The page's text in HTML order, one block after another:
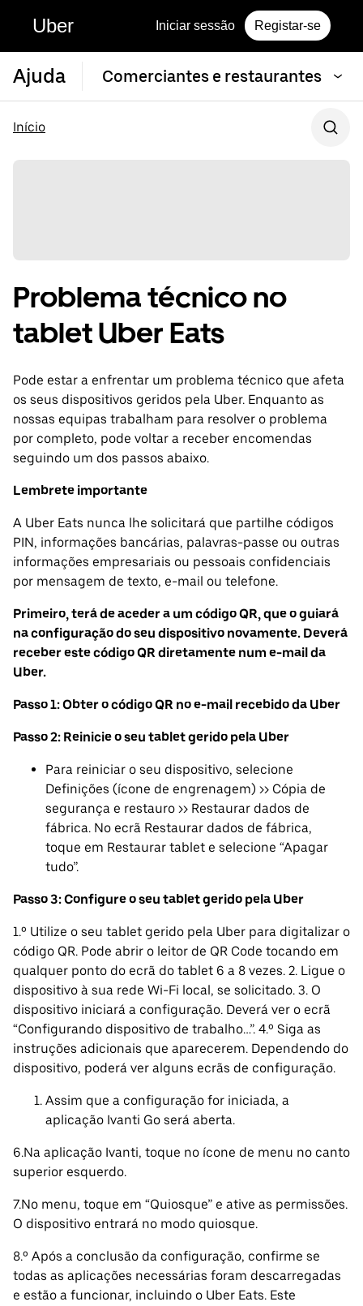
Uber Iniciar sessão Registar-se
Ajuda Comerciantes e restaurantes
Início
Problema técnico no
tablet Uber Eats
Pode estar a enfrentar um problema técnico que afeta
os seus dispositivos geridos pela Uber. Enquanto as
nossas equipas trabalham para resolver o problema
por completo, pode voltar a receber encomendas
seguindo um dos passos abaixo.
Lembrete importante
A Uber Eats nunca lhe solicitará que partilhe códigos
PIN, informações bancárias, palavras-passe ou outras
informações empresariais ou pessoais confidenciais
por mensagem de texto, e-mail ou telefone.
Primeiro, terá de aceder a um código QR, que o guiará
na configuração do seu dispositivo novamente. Deverá
receber este código QR diretamente num e-mail da
Uber.
Passo 1: Obter o código QR no e-mail recebido da Uber
Passo 2: Reinicie o seu tablet gerido pela Uber
Para reiniciar o seu dispositivo, selecione
Definições (ícone de engrenagem) >> Cópia de
segurança e restauro >> Restaurar dados de
fábrica. No ecrã Restaurar dados de fábrica,
toque em Restaurar tablet e selecione “Apagar
tudo”.
Passo 3: Configure o seu tablet gerido pela Uber
1.º Utilize o seu tablet gerido pela Uber para digitalizar o
código QR. Pode abrir o leitor de QR Code tocando em
qualquer ponto do ecrã do tablet 6 a 8 vezes. 2. Ligue o
dispositivo à sua rede Wi-Fi local, se solicitado. 3. O
dispositivo iniciará a configuração. Deverá ver o ecrã
“Configurando dispositivo de trabalho…”. 4.º Siga as
instruções adicionais que aparecerem. Dependendo do
dispositivo, poderá ver alguns ecrãs de configuração.
Assim que a configuração for iniciada, a
aplicação Ivanti Go será aberta.
6.Na aplicação Ivanti, toque no ícone de menu no canto
superior esquerdo.
7.No menu, toque em “Quiosque” e ative as permissões.
O dispositivo entrará no modo quiosque.
8.º Após a conclusão da configuração, confirme se
todas as aplicações necessárias foram descarregadas
e estão a funcionar, incluindo o Uber Eats. Este